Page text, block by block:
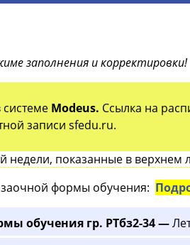
заполнения и корректировки!
системе Modeus. Ссылка на
записи sfedu.ru.
недели, показанные в верхнем
формы обучения:
обучения гр. РТбз2-34 —